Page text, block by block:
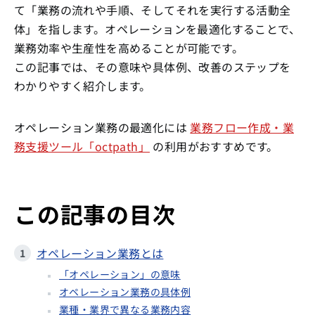
て「業務の流れや手順、そしてそれを実行する活動全
体」を指します。オペレーションを最適化することで、
業務効率や生産性を高めることが可能です。
この記事では、その意味や具体例、改善のステップを
わかりやすく紹介します。
オペレーション業務の最適化には 業務フロー作成・業
務支援ツール「octpath」
の利用がおすすめです。
この記事の目次
オペレーション業務とは
「オペレーション」の意味
オペレーション業務の具体例
業種・業界で異なる業務内容